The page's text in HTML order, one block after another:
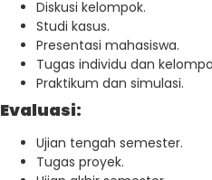
Diskusi kelompok.
Studi kasus.
Presentasi mahasiswa.
Tugas individu dan
Praktikum dan simulasi.
Evaluasi:
Ujian tengah semester.
Tugas proyek.